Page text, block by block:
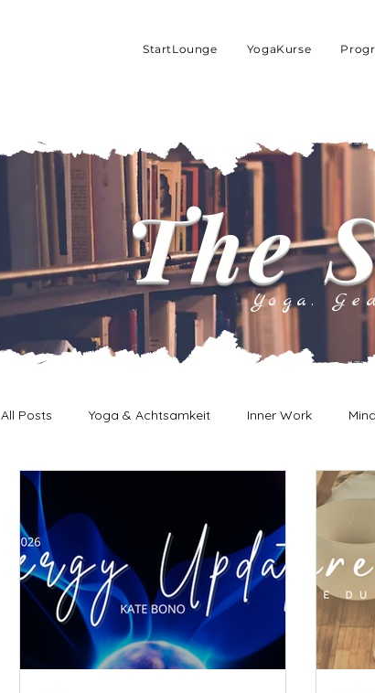
StartLounge YogaKurse
The
Yoga.
All Posts Yoga & Achtsamkeit Inner Work
Energy Update
Selbstliebe & Selbstwert Männliche & weibliche
Yoga & Achtsamkeit Heilung & Prägungen